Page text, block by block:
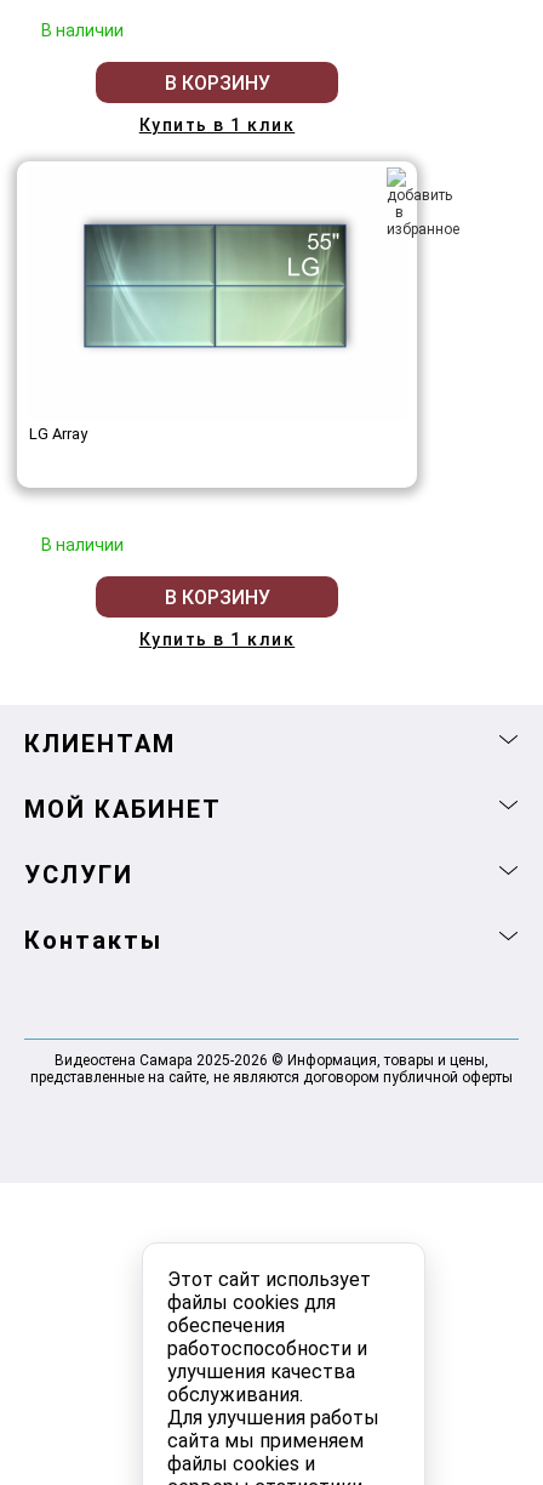
Этот сайт использует
файлы cookies для
обеспечения
работоспособности и
улучшения качества
обслуживания.
Для улучшения работы
сайта мы применяем
файлы cookies и
В наличии
В КОРЗИНУ
Купить в 1 клик
LG Array
В наличии
В КОРЗИНУ
Купить в 1 клик
КЛИЕНТАМ
МОЙ КАБИНЕТ
УСЛУГИ
Контакты
Видеостена Самара 2025-2026 © Информация, товары и цены,
представленные на сайте, не являются договором публичной оферты